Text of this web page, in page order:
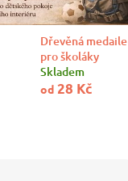
Dřevěná medaile
pro školáky
Skladem
od28 Kč